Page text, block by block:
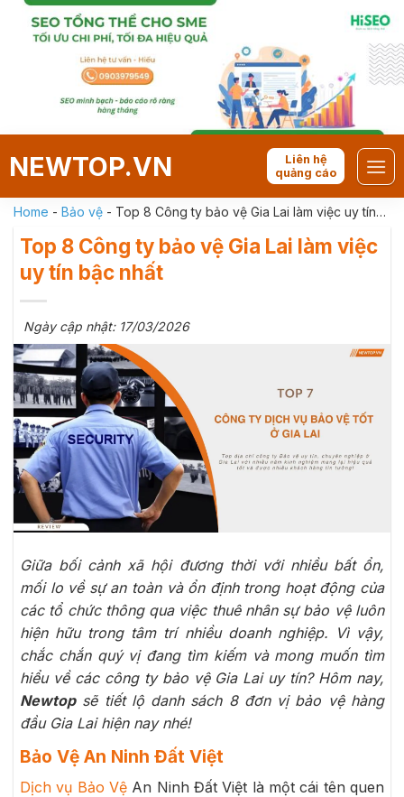
Skip
NEWTOP.VN
Liên hệ
quảng cáo
Home - Bảo vệ - Top 8 Công ty bảo vệ Gia Lai làm việc uy tín
Top 8 Công ty bảo vệ Gia Lai làm việc
uy tín bậc nhất
Ngày cập nhật: 17/03/2026
Giữa bối cảnh xã hội đương thời với nhiều bất ổn,
mối lo về sự an toàn và ổn định trong hoạt động của
các tổ chức thông qua việc thuê nhân sự bảo vệ luôn
hiện hữu trong tâm trí nhiều doanh nghiệp. Vì vậy,
chắc chắn quý vị đang tìm kiếm và mong muốn tìm
hiểu về các công ty bảo vệ Gia Lai uy tín? Hôm nay,
Newtopsẽ tiết lộ danh sách 8 đơn vị bảo vệ hàng
đầu Gia Lai hiện nay nhé!
Bảo Vệ An Ninh Đất Việt
Dịch vụ Bảo Vệ An Ninh Đất Việt là một cái tên quen